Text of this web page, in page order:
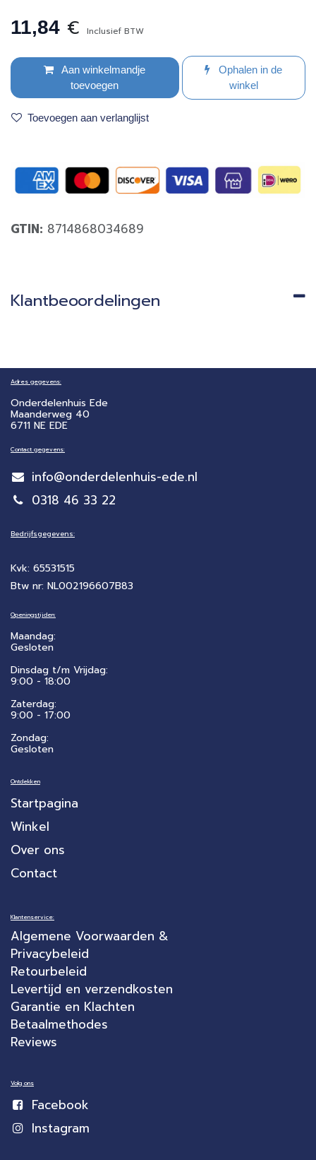
11,84 € Inclusief BTW
Aan winkelmandje
toevoegen
Ophalen in de
winkel
Toevoegen aan verlanglijst
GTIN: 8714868034689
Klantbeoordelingen
Adres gegevens:
Onderdelenhuis Ede
Maanderweg 40
6711 NE EDE
Contact gegevens:
info@onderdelenhuis-ede.nl
0318 46 33 22
Bedrijfsgegevens:
Kvk: 65531515
Btw nr: NL002196607B83
Openingstijden:
Maandag:
Gesloten
Dinsdag t/m Vrijdag:
9:00 - 18:00
Zaterdag:
​9:00 - 17:00
Zondag:
Gesloten
Ontdekken
Startpagina
Winkel
Over ons
Contact
Klantenservice:
Algemene Voorwaarden &
Privacybeleid
Retourbeleid
Levertijd en verzendkosten
Garantie en Klachten
Betaalmethodes
Reviews
Volg ons
Facebook
Instagram